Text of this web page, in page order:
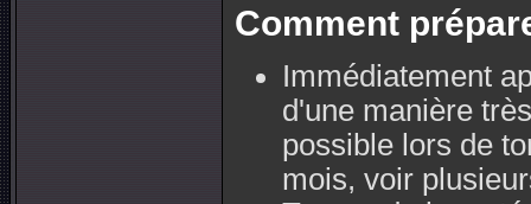
Comment
Immédiatement
d'une manière
possible lors de
mois, voir